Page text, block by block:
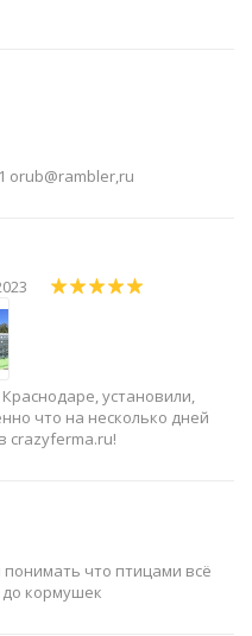
orub@rambler,ru
установили,
что на несколько дней
crazyferma.ru!
что птицами всё
до кормушек